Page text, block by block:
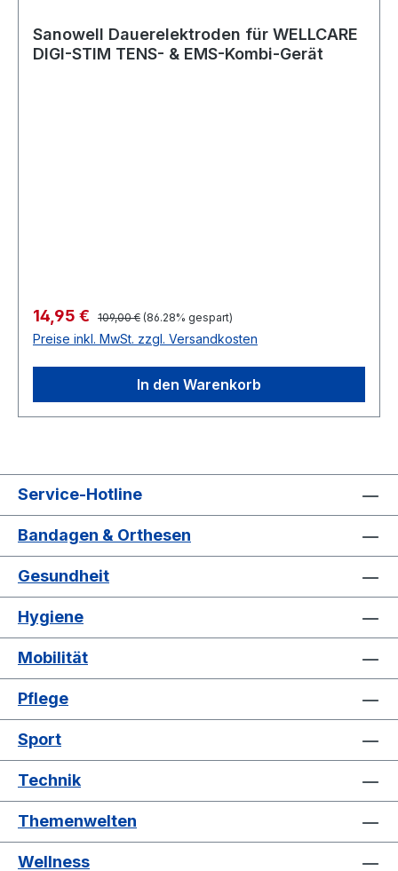
Sanowell Dauerelektroden für WELLCARE
DIGI-STIM TENS- & EMS-Kombi-Gerät
Verkaufspreis:
14,95 € Regulärer Preis:
109,00 € (86.28% gespart)
Preise inkl. MwSt. zzgl. Versandkosten
In den Warenkorb
Service-Hotline
Bandagen & Orthesen
Gesundheit
Hygiene
Mobilität
Pflege
Sport
Technik
Themenwelten
Wellness